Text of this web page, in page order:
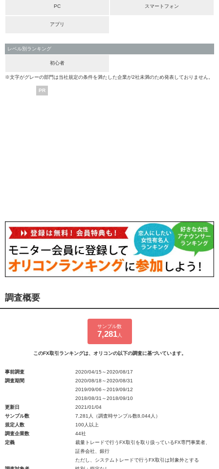
PC スマートフォン
アプリ
レベル別ランキング
初心者
※文字がグレーの部門は当社規定の条件を満たした企業が2社未満のため発表しておりません。
PR
調査概要
サンプル数
7,281人
このFX取引ランキングは、オリコンの以下の調査に基づいています。
事前調査
2020/04/15～2020/08/17
調査期間
2020/08/18～2020/08/31
2019/09/06～2019/09/12
2018/08/31～2018/09/10
更新日
2021/01/04
サンプル数
7,281人（調査時サンプル数8,044人）
規定人数
100人以上
調査企業数
44社
定義
裁量トレードで行うFX取引を取り扱っているFX専門事業者、
証券会社、銀行
ただし、システムトレードで行うFX取引は対象外とする